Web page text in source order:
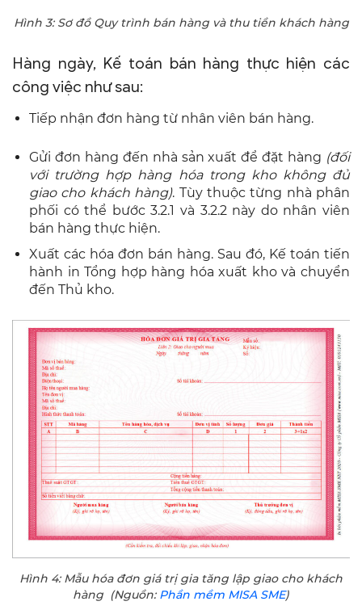
Hình 3: Sơ đồ Quy trình bán hàng và thu tiền khách hàng
Hàng ngày, Kế toán bán hàng thực hiện các
công việc như sau:
Tiếp nhận đơn hàng từ nhân viên bán hàng.
Gửi đơn hàng đến nhà sản xuất để đặt hàng (đối
với trường hợp hàng hóa trong kho không đủ
giao cho khách hàng). Tùy thuộc từng nhà phân
phối có thể bước 3.2.1 và 3.2.2 này do nhân viên
bán hàng thực hiện.
Xuất các hóa đơn bán hàng. Sau đó, Kế toán tiến
hành in Tổng hợp hàng hóa xuất kho và chuyển
đến Thủ kho.
Hình 4: Mẫu hóa đơn giá trị gia tăng lập giao cho khách
hàng (Nguồn: Phần mềm MISA SME)